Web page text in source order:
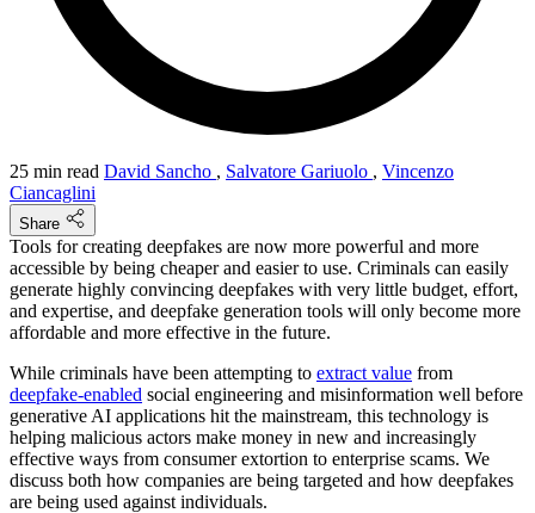
25 min read David Sancho , Salvatore Gariuolo , Vincenzo
Ciancaglini
Share
Tools for creating deepfakes are now more powerful and more
accessible by being cheaper and easier to use. Criminals can easily
generate highly convincing deepfakes with very little budget, effort,
and expertise, and deepfake generation tools will only become more
affordable and more effective in the future.
While criminals have been attempting to extract value from
deepfake-enabled social engineering and misinformation well before
generative AI applications hit the mainstream, this technology is
helping malicious actors make money in new and increasingly
effective ways from consumer extortion to enterprise scams. We
discuss both how companies are being targeted and how deepfakes
are being used against individuals.